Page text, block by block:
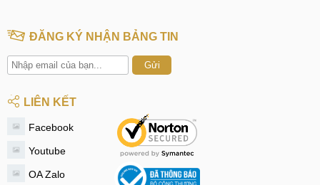
ĐĂNG KÝ NHẬN BẢNG TIN
Gửi
LIÊN KẾT
Facebook
Youtube
OA Zalo